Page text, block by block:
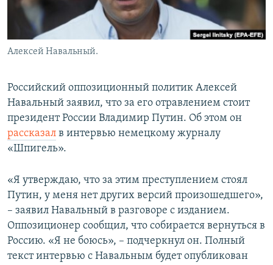
Алексей Навальный.
Российский оппозиционный политик Алексей
Навальный заявил, что за его отравлением стоит
президент России Владимир Путин. Об этом он
рассказал в интервью немецкому журналу
«Шпигель».
«Я утверждаю, что за этим преступлением стоял
Путин, у меня нет других версий произошедшего»,
– заявил Навальный в разговоре с изданием.
Оппозиционер сообщил, что собирается вернуться в
Россию. «Я не боюсь», – подчеркнул он. Полный
текст интервью с Навальным будет опубликован